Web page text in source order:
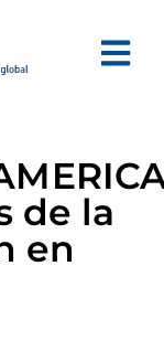
de la
en